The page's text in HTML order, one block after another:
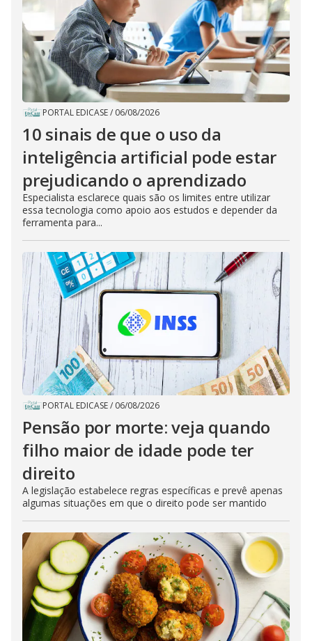
PORTAL EDICASE/ 06/08/2026
10 sinais de que o uso da
inteligência artificial pode estar
prejudicando o aprendizado
Especialista esclarece quais são os limites entre utilizar
essa tecnologia como apoio aos estudos e depender da
ferramenta para...
PORTAL EDICASE/ 06/08/2026
Pensão por morte: veja quando
filho maior de idade pode ter
direito
A legislação estabelece regras específicas e prevê apenas
algumas situações em que o direito pode ser mantido